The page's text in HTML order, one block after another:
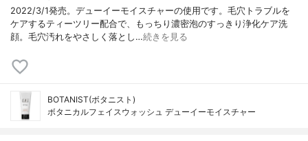
2022/3/1発売。デューイーモイスチャーの使用です。毛穴トラブルを
ケアするティーツリー配合で、もっちり濃密泡のすっきり浄化ケア洗
顔。毛穴汚れをやさしく落とし…続きを見る
BOTANIST(ボタニスト)
ボタニカルフェイスウォッシュ デューイーモイスチャー